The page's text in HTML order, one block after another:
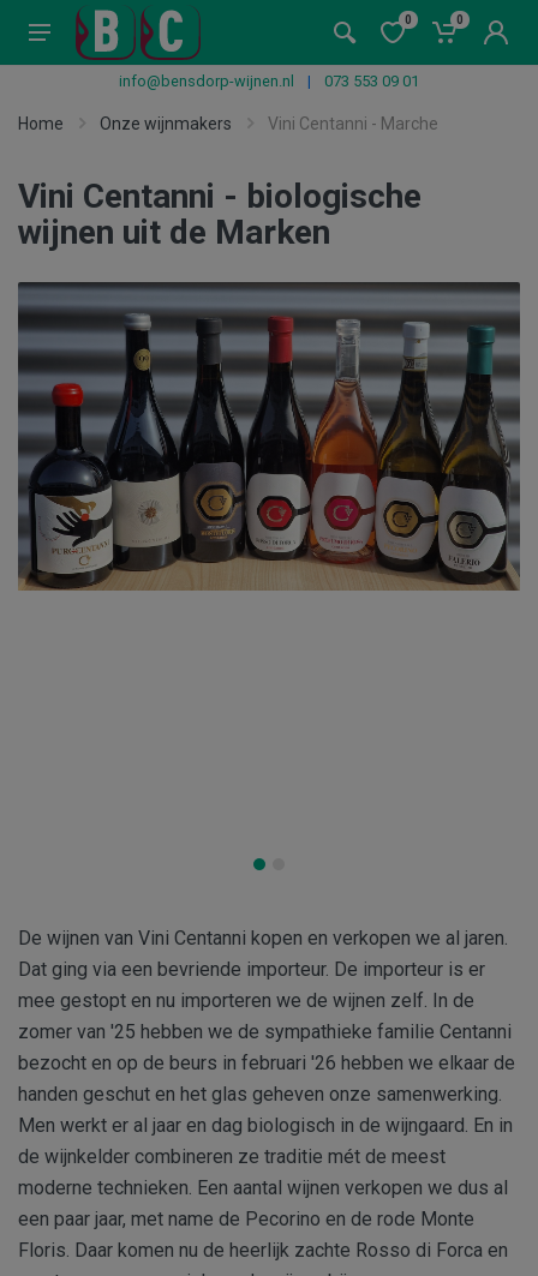
0 0
info@bensdorp-wijnen.nl | 073 553 09 01
Home Onze wijnmakers Vini Centanni - Marche
Vini Centanni - biologische
wijnen uit de Marken
De wijnen van Vini Centanni kopen en verkopen we al jaren.
Dat ging via een bevriende importeur. De importeur is er
mee gestopt en nu importeren we de wijnen zelf. In de
zomer van '25 hebben we de sympathieke familie Centanni
bezocht en op de beurs in februari '26 hebben we elkaar de
handen geschut en het glas geheven onze samenwerking.
Men werkt er al jaar en dag biologisch in de wijngaard. En in
de wijnkelder combineren ze traditie mét de meest
moderne technieken. Een aantal wijnen verkopen we dus al
een paar jaar, met name de Pecorino en de rode Monte
Floris. Daar komen nu de heerlijk zachte Rosso di Forca en